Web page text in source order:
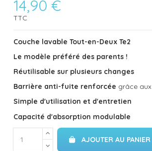
14,90 €
TTC
Couche lavable Tout-en-Deux Te2
Le modèle préféré des parents !
Réutilisable sur plusieurs changes
Barrière anti-fuite renforcée grâce aux
Simple d'utilisation et d'entretien
Capacité d'absorption modulable
AJOUTER AU PANIER